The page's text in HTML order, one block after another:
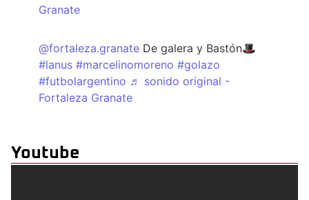
Granate
@fortaleza.granate De galera y Bastón🎩
#lanus #marcelinomoreno #golazo
#futbolargentino ♬ sonido original -
Fortaleza Granate
Youtube